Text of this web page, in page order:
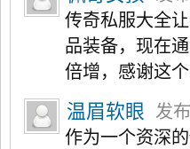
传奇私服大全
品装备，现在
倍增，感谢这
温眉软眼 发
作为一个资深